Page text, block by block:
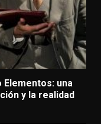
Elementos: una
y la realidad